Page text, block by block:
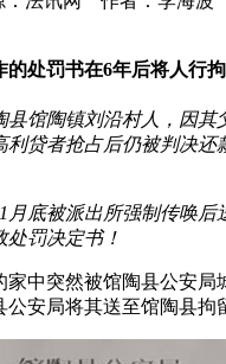
处罚书在6年后将人行
馆陶镇刘沿村人，因其
贷者抢占后仍被判决
底被派出所强制传唤后
处罚决定书！
中突然被馆陶县公安
安局将其送至馆陶县拘